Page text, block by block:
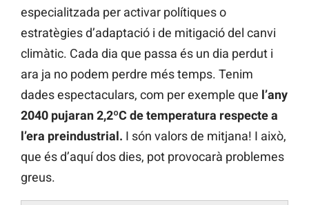
especialitzada per activar polítiques o
estratègies d’adaptació i de mitigació del canvi
climàtic. Cada dia que passa és un dia perdut i
ara ja no podem perdre més temps. Tenim
dades espectaculars, com per exemple que l’any
2040 pujaran 2,2ºC de temperatura respecte a
l’era preindustrial. I són valors de mitjana! I això,
que és d’aquí dos dies, pot provocarà problemes
greus.